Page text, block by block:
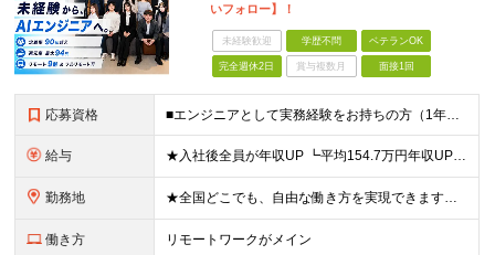
いフォロー】！
未経験歓迎 学歴不問 ベテランOK
完全週休2日 賞与複数月 面接1回
応募資格 ■エンジニアとして実務経験をお持ちの方（1年以上） ■学歴不問 ■既卒・第二新卒OK ☆Tech Labの事業内容、ビジョンに共感できる⽅はぜひご応募ください！ ☆意欲重視の採用です！ 「経歴に自信
給与 ★入社後全員が年収UP ┗平均154.7万円年収UP！ ┗最大380万円UPの実績も 月給35万円～100万円＋決算賞与＋各種手当 【 給与イメージ 】 ■経験1年以上…月給35万円～＋決算賞与
勤務地 ★全国どこでも、自由な働き方を実現できます！ 全国のプロジェクト先やフルリモート環境での勤務も可能です。 ＼自由度の高い働き方、叶えます／ ・フルリモートで働きたい ・ハイブリットに働きたい ・家庭
働き方 リモートワークがメイン